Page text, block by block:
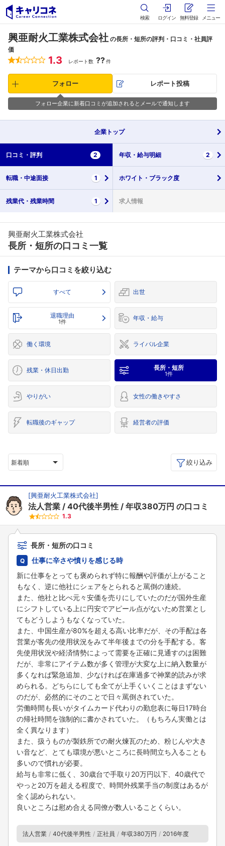
検索 ログイン 無料登録 メニュー
興亜耐火工業株式会社 の長所・短所の評判・口コミ・社員評
価
1.3 レポート数 ??件
フォロー レポート投稿
フォロー企業に新着口コミが追加されるとメールで通知します
企業 トップ
口コミ・ 評判 2 年収・ 給与明細 2
転職・ 中途面接 1 ホワイト・ ブラック度
残業代・ 残業時間 1 求人情報
興亜耐火工業株式会社
長所・短所の口コミ一覧
テーマから口コミを絞り込む
すべて 出世
退職理由
1件 年収・給与
働く環境 ライバル企業
残業・休日出勤 長所・短所
1件
やりがい 女性の働きやすさ
転職後のギャップ 経営者の評価
新着順 絞り込み
[興亜耐火工業株式会社]
法人営業 40代後半男性 年収380万円 の口コミ
1.3
長所・短所の口コミ
仕事に辛さや憤りを感じる時
新に仕事をとっても褒められず特に報酬や評価が上がること
もなく、逆に他社にシェアをとられると罵倒の連続。
また、他社と比べ元々安価を売りにしていたのだが国外生産
にシフトしている上に円安でアピール点がないため営業とし
てもどうしようもなくなっていた。
また、中国生産が80%を超える高い比率だが、その手配は各
営業が客先の使用状況をみて半年後までの分を手配する。客
先使用状況や経済情勢によって需要を正確に見通すのは困難
だが、非常にアイテム数が多く管理が大変な上に納入数量が
多くなれば緊急追加、少なければ在庫過多で神業的読みが求
められる。どちらにしても全てが上手くいくことはまずない
のだが、必然的にそのことで日々罵倒されていた。
労働時間も長いがタイムカード代わりの勤怠表に毎日17時台
の帰社時間を強制的に書かされていた。（もちろん実働とは
全く異なります）
また、扱うものが製鉄所での耐火煉瓦のため、粉じんや大き
い音など、とても環境が悪いところに長時間立ち入ることも
多いので慣れが必要。
給与も非常に低く、30歳台で手取り20万円以下、40歳代で
やっと20万を超える程度で、時間外残業手当の制度はあるが
全く認められない。
良いところは慰め合える同僚が数人いることくらい。
法人営業 40代後半男性 正社員 年収380万円 2016年度